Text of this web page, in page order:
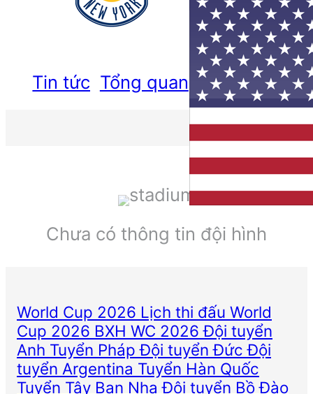
Tin tức Tổng quan Lịch thi đấu
Chưa có thông tin đội hình
World Cup 2026 Lịch thi đấu World
Cup 2026 BXH WC 2026 Đội tuyển
Anh Tuyển Pháp Đội tuyển Đức Đội
tuyển Argentina Tuyển Hàn Quốc
Tuyển Tây Ban Nha Đội tuyển Bồ Đào